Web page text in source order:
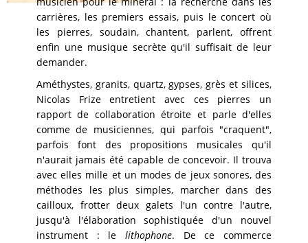
carrières, les premiers essais, puis le concert où
les pierres, soudain, chantent, parlent, offrent
enfin une musique secrète qu'il suffisait de leur
demander.
Améthystes, granits, quartz, gypses, grès et silices,
Nicolas Frize entretient avec ces pierres un
rapport de collaboration étroite et parle d'elles
comme de musiciennes, qui parfois "craquent",
parfois font des propositions musicales qu'il
n'aurait jamais été capable de concevoir. Il trouva
avec elles mille et un modes de jeux sonores, des
méthodes les plus simples, marcher dans des
cailloux, frotter deux galets l'un contre l'autre,
jusqu'à l'élaboration sophistiquée d'un nouvel
instrument : le lithophone. De ce commerce